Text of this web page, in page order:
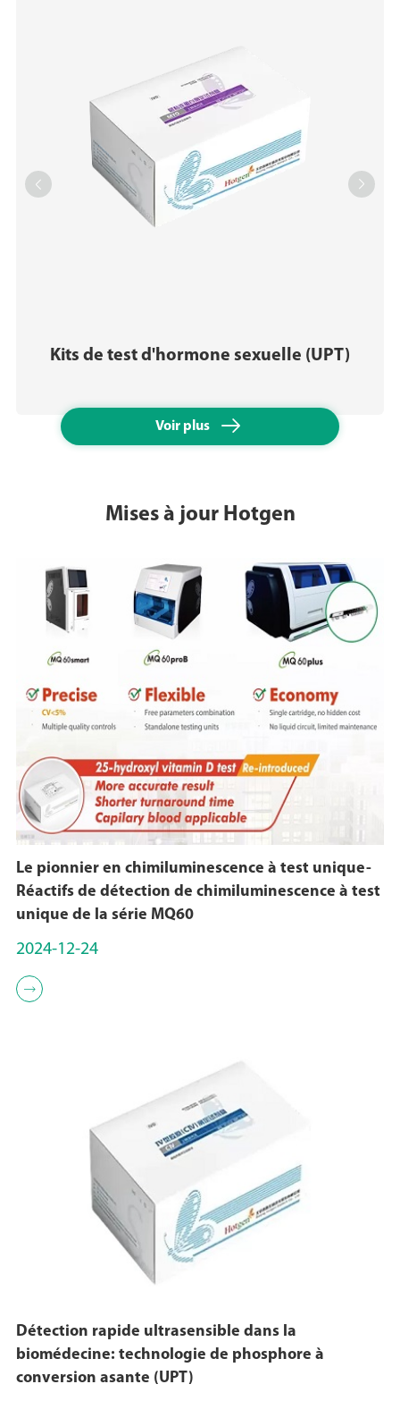
Kits de test d'hormone sexuelle (UPT)
Voir plus 
 
Mises à jour Hotgen
Le pionnier en chimiluminescence à test unique-
Réactifs de détection de chimiluminescence à test
unique de la série MQ60
2024-12-24

Détection rapide ultrasensible dans la
biomédecine: technologie de phosphore à
conversion asante (UPT)